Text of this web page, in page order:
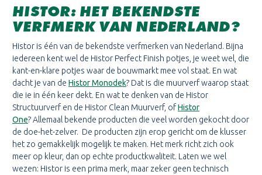
HISTOR: HET BEKENDSTE
VERFMERK VAN NEDERLAND?
Histor is één van de bekendste verfmerken van Nederland. Bijna
iedereen kent wel de Histor Perfect Finish potjes, je weet wel, die
kant-en-klare potjes waar de bouwmarkt mee vol staat. En wat
dacht je van de Histor Monodek? Dat is die muurverf waarop staat
die ie in één keer dekt. En wat te denken van de Histor
Structuurverf en de Histor Clean Muurverf, ofHistor
One? Allemaal bekende producten die veel worden gekocht door
de doe-het-zelver. De producten zijn erop gericht om de klusser
het zo gemakkelijk mogelijk te maken. Het merk richt zich ook
meer op kleur, dan op echte productkwaliteit. Laten we wel
wezen: Histor is een prima merk, maar zeker geen technisch